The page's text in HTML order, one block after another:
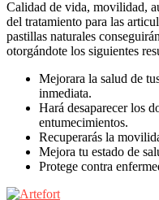
Calidad de vida, movilidad,
del tratamiento para las
pastillas naturales
otorgándote los siguientes
Mejorara la salud de
inmediata.
Hará desaparecer los
entumecimientos.
Recuperarás la
Mejora tu estado de
Protege contra